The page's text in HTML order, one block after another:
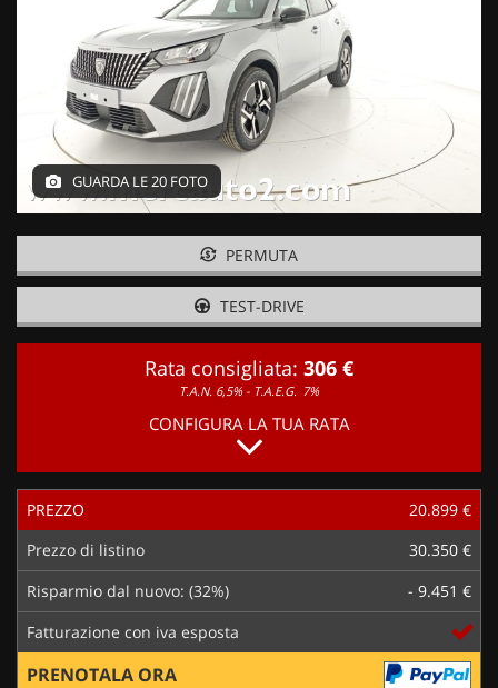
NOLEGGIO BREVE TERMINE
CONTATTI
GUARDA LE 20 FOTO
PERMUTA
TEST-DRIVE
Rata consigliata: 306 €
T.A.N. 6,5% - T.A.E.G. 7%
CONFIGURA LA TUA RATA
PREZZO
20.899 €
Prezzo di listino
30.350 €
Risparmio dal nuovo: (32%)
- 9.451 €
Fatturazione con iva esposta
PRENOTALA ORA